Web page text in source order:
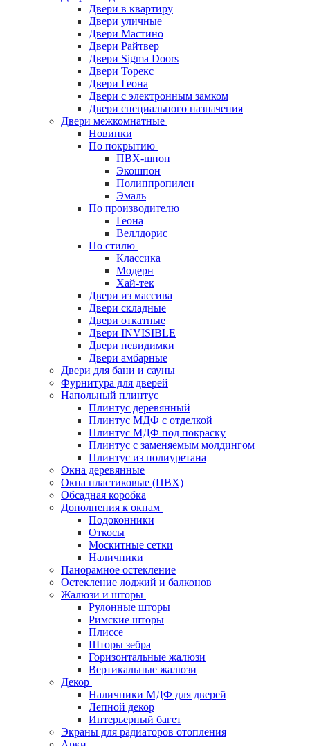
Двери в квартиру
Двери уличные
Двери Мастино
Двери Райтвер
Двери Sigma Doors
Двери Торекс
Двери Геона
Двери с электронным замком
Двери специального назначения
Двери межкомнатные
Новинки
По покрытию
ПВХ-шпон
Экошпон
Полиппропилен
Эмаль
По производителю
Геона
Веллдорис
По стилю
Классика
Модерн
Хай-тек
Двери из массива
Двери складные
Двери откатные
Двери INVISIBLE
Двери невидимки
Двери амбарные
Двери для бани и сауны
Фурнитура для дверей
Напольный плинтус
Плинтус деревянный
Плинтус МДФ с отделкой
Плинтус МДФ под покраску
Плинтус с заменяемым молдингом
Плинтус из полиуретана
Окна деревянные
Окна пластиковые (ПВХ)
Обсадная коробка
Дополнения к окнам
Подоконники
Откосы
Москитные сетки
Наличники
Панорамное остекление
Остекление лоджий и балконов
Жалюзи и шторы
Рулонные шторы
Римские шторы
Плиссе
Шторы зебра
Горизонтальные жалюзи
Вертикальные жалюзи
Декор
Наличники МДФ для дверей
Лепной декор
Интерьерный багет
Экраны для радиаторов отопления